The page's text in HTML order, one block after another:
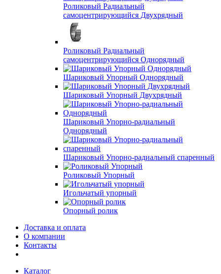
Роликовый Радиальный
самоцентрирующийся Двухрядный
Роликовый Радиальный
самоцентрирующийся Однорядный
Шариковый Упорный Однорядный
Шариковый Упорный Двухрядный
Шариковый Упорно-радиальный
Однорядный
Шариковый Упорно-радиальный спаренный
Роликовый Упорный
Игольчатый упорный
Опорный ролик
Доставка и оплата
О компании
Контакты
Каталог